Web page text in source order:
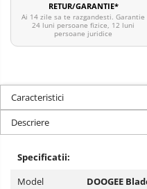
RETUR/GARANTIE*
Ai 14 zile sa te razgandesti. Garantie
24 luni persoane fizice, 12 luni
persoane juridice
Caracteristici
Descriere
Specificatii:
Model
DOOGEE